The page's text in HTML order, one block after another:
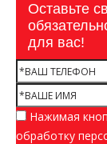
Оставьте
для вас!
Нажимая
обработку